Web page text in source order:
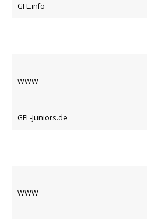
GFL.info
WWW
GFL-Juniors.de
WWW